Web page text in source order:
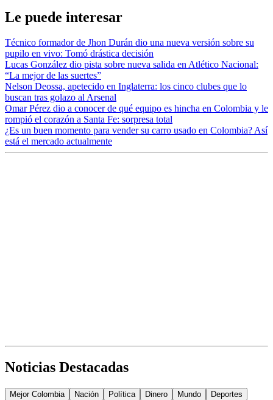
Le puede interesar
Técnico formador de Jhon Durán dio una nueva versión sobre su
pupilo en vivo: Tomó drástica decisión
Lucas González dio pista sobre nueva salida en Atlético Nacional:
“La mejor de las suertes”
Nelson Deossa, apetecido en Inglaterra: los cinco clubes que lo
buscan tras golazo al Arsenal
Omar Pérez dio a conocer de qué equipo es hincha en Colombia y le
rompió el corazón a Santa Fe: sorpresa total
¿Es un buen momento para vender su carro usado en Colombia? Así
está el mercado actualmente
Noticias Destacadas
Mejor Colombia Nación Política Dinero Mundo
Deportes